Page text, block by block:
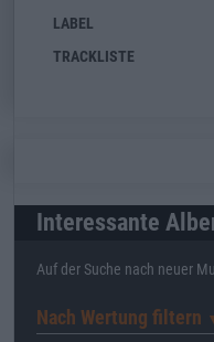
LABEL
TRACKLISTE
Interessante
Auf der Suche nach neuer
Nach Wertung filtern